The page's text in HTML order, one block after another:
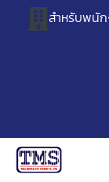
สำหรับพนั